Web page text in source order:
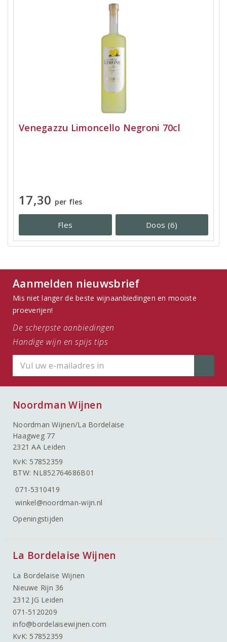
Venegazzu Limoncello Negroni 70cl
17,30 per fles
Fles Doos (6)
Aanmelden nieuwsbrief
Mis niet langer de beste wijnaanbiedingen en mooiste
proeverijen!
De scherpste aanbiedingen
Handige wijn en spijs tips
Noordman Wijnen
Noordman Wijnen/La Bordelaise
Haagweg 77
2321 AA Leiden
KvK: 57852359
BTW: NL852764686B01
071-5310419
winkel@noordman-wijn.nl
Openingstijden
La Bordelaise Wijnen
La Bordelaise Wijnen
Nieuwe Rijn 36
2312 JG Leiden
071-5120209
info@bordelaisewijnen.com
KvK: 57852359